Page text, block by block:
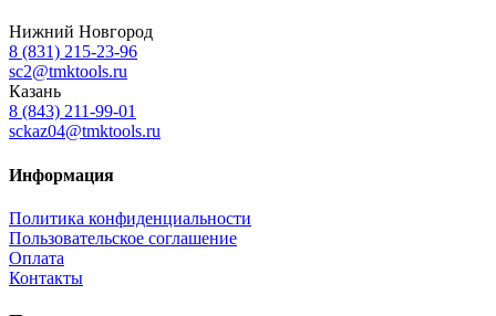
Нижний Новгород
8 (831) 215-23-96
sc2@tmktools.ru
Казань
8 (843) 211-99-01
sckaz04@tmktools.ru
Информация
Политика конфиденциальности
Пользовательское соглашение
Оплата
Контакты